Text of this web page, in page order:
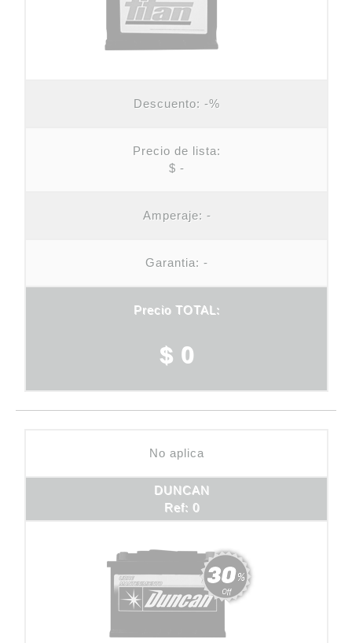
Descuento: -%
Precio de lista:
$ -
Amperaje: -
Garantia: -
Precio TOTAL:
$ 0
No aplica
DUNCAN
Ref: 0